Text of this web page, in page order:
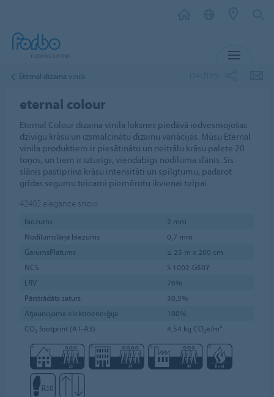
Eternal dizaina vinils
eternal colour
Eternal Colour dizaina vinila loksnes piedāvā iedvesmojošas
dzīvīgu krāsu un izsmalcinātu dizainu variācijas. Mūsu Eternal
vinila produktiem ir piesātinātu un neitrālu krāsu palete 20
toņos, un tiem ir izturīgs, viendabīgs nodiluma slānis. Šis
slānis pastiprina krāsu intensitāti un spilgtumu, padarot
grīdas segumu teicami piemērotu ikvienai telpai.
42402 elegance snow
biezums
2 mm
Nodilumslāņa biezums
0,7 mm
GarumsPlatums
≤ 25 m x 200 cm
NCS
S 1002-G50Y
LRV
76%
Pārstrādāts saturs
30,5%
Atjaunojama elektroenerģija
100%
CO₂ footprint (A1-A3)
4,54 kg CO₂e/m²